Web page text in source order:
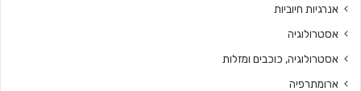
אנרגיות חיוביות
אסטרולוגיה
אסטרולוגיה, כוכבים ומזלות
ארומתרפיה